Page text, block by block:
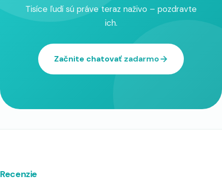
Tisíce ľudí sú práve teraz naživo – pozdravte
ich.
Začnite chatovať zadarmo
Recenzie